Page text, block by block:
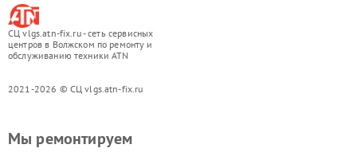
СЦ vlgs.atn-fix.ru - сеть сервисных
центров в Волжском по ремонту и
обслуживанию техники ATN
2021-2026 © СЦ vlgs.atn-fix.ru
Мы ремонтируем